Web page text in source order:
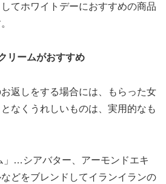
てホワイトデーにおすすめの商品
リームがおすすめ
返しをする場合には、もらった女
なくうれしいものは、実用的なも
」…シアバター、アーモンドエキ
どをブレンドしてイランイランの